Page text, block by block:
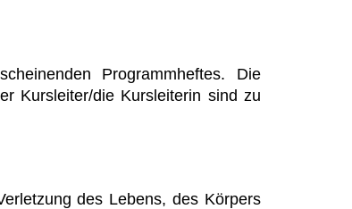
Programmheftes. Die
Kursleiter/die Kursleiterin sind zu
des Lebens, des Körpers